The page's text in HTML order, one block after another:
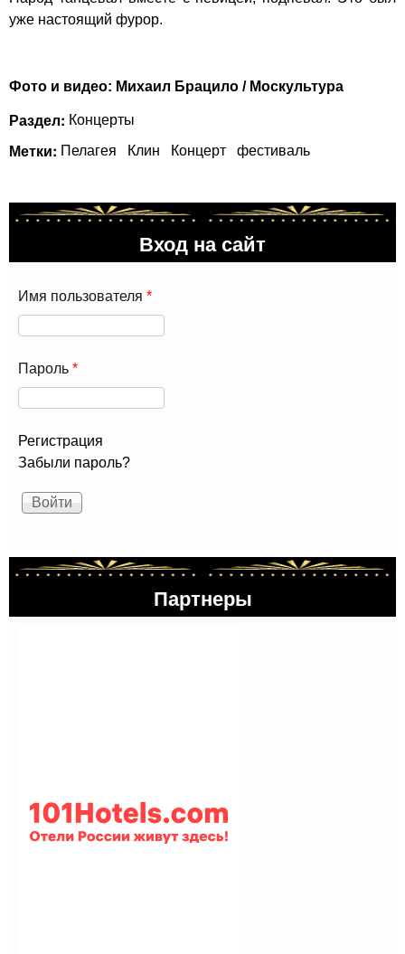
уже настоящий фурор.
Фото и видео: Михаил Брацило / Москультура
Раздел: Концерты
Метки: Пелагея Клин Концерт фестиваль
Вход на сайт
Имя пользователя *
Пароль *
Регистрация
Забыли пароль?
Партнеры